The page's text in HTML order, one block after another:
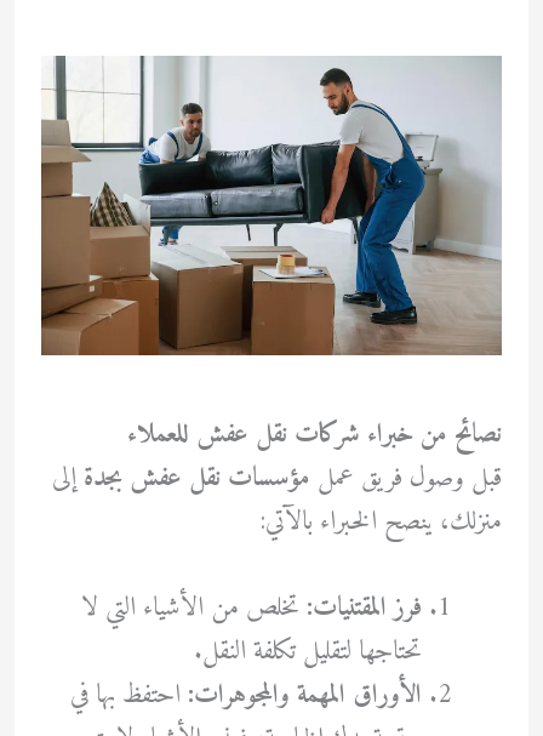
نصائح من خبراء شركات نقل عفش للعملاء
قبل وصول فريق عمل مؤسسات نقل عفش بجدةإلى
منزلك، ينصح الخبراء بالآتي:
فرز المقتنيات: تخلص من الأشياء التي لا
تحتاجها لتقليل تكلفة النقل.
الأوراق المهمة والمجوهرات: احتفظ بها في